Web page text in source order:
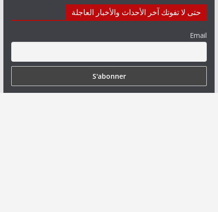
حتى لا تفوتك آخر الأحداث والأخبار العاجلة
Email